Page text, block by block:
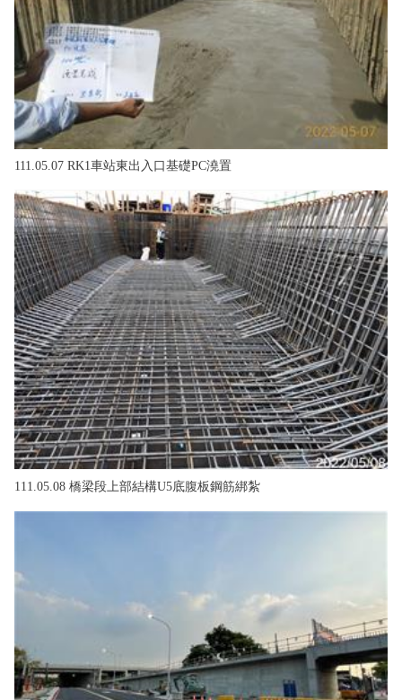
111.05.07 RK1車站東出入口基礎PC澆置
111.05.08 橋梁段上部結構U5底腹板鋼筋綁紮